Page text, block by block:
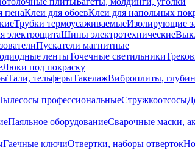
пенаКлеи для обоевКлеи для напольных
Трубки термоусаживаемыеИзолирующие
электрощитаШины электротехнические
Пускатели магнитные
лентыТочечные светильники
Люки под покраску
Тали, тельферыТакелажВиброплиты,
профессиональныеСтружкоотсосы
Паяльное оборудованиеСварочные маски,
Гаечные ключиОтвертки, наборы отверток